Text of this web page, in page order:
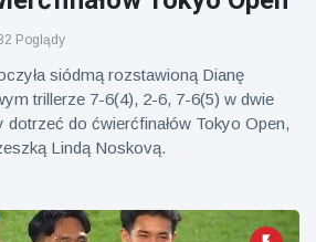
177
Poglądy
siódmą rozstawioną Dianę
trillerze 7-6(4), 2-6, 7-6(5) w dwie
dotrzeć do ćwierćfinałów Tokyo Open,
Lindą Noskovą.